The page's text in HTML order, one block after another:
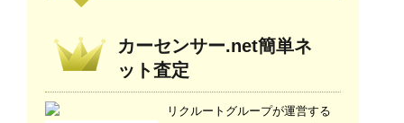
カーセンサー.net簡単ネ
ット査定
リクルートグループが運営する